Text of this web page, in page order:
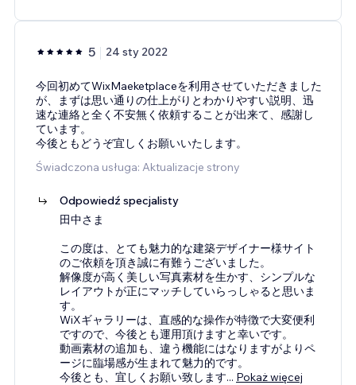
5 24 sty 2022
今回初めてWixMaeketplaceを利用させていただきました
が、まずは思い通りの仕上がりとわかりやすい説明、迅
速な連絡と全く不安無く依頼することが出来て、感謝し
ています。
今後ともどうぞ宜しくお願いいたします。
Świadczona usługa: Aktualizacje strony
Odpowiedź specjalisty
田中さま
この度は、とても魅力的な建築デザイナー様サイト
のご依頼を頂き誠に有難うございました。
解像度が高く美しい写真素材を生かす、シンプルな
レイアウトが正にマッチしていらっしゃると思いま
す。
WiXギャラリーは、直感的な操作が特徴で大変便利
ですので、今後とも運用頂けますと幸いです。
動画素材の追加も、違う機能にはなりますがよりペ
ージに臨場感が生まれて魅力的です。
今後とも、宜しくお願い致します... Pokaż więcej